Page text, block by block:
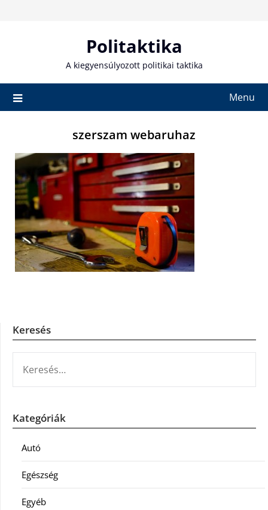
Politaktika
A kiegyensúlyozott politikai taktika
Menu
szerszam webaruhaz
Keresés
Kategóriák
Autó
Egészség
Egyéb